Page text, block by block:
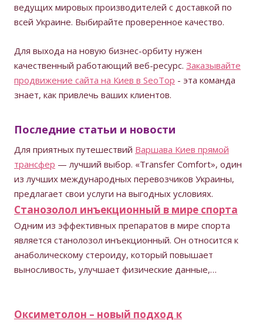
ведущих мировых производителей с доставкой по
всей Украине. Выбирайте проверенное качество.
Для выхода на новую бизнес-орбиту нужен
качественный работающий веб-ресурс. Заказывайте
продвижение сайта на Киев в SeoTop - эта команда
знает, как привлечь ваших клиентов.
Последние статьи и новости
Для приятных путешествий Варшава Киев прямой
трансфер — лучший выбор. «Transfer Comfort», один
из лучших международных перевозчиков Украины,
предлагает свои услуги на выгодных условиях.
Станозолол инъекционный в мире спорта
Одним из эффективных препаратов в мире спорта
является станолозол инъекционный. Он относится к
анаболическому стероиду, который повышает
выносливость, улучшает физические данные,…
Оксиметолон – новый подход к